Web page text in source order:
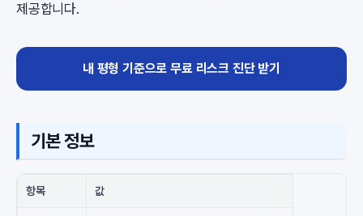
제공합니다.
내 평형 기준으로 무료 리스크 진단 받기
기본 정보
항목 값